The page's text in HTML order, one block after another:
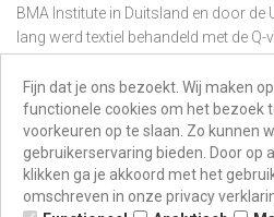
BMA Institute in Duitsland en door de
lang werd textiel behandeld met de
reeds een verlaging van maar liefst
Sorteren op:
Fijn dat je ons bezoekt. Wij maken
functionele cookies om het bezoek
voorkeuren op te slaan. Zo kunnen
gebruikerservaring bieden. Door op
klikken ga je akkoord met het
omschreven in onze privacy